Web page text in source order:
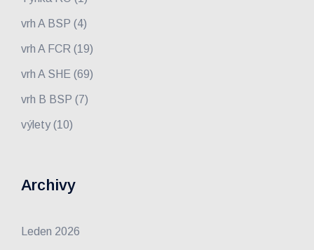
vrh A BSP (4)
vrh A FCR (19)
vrh A SHE (69)
vrh B BSP (7)
výlety(10)
Archivy
Leden 2026